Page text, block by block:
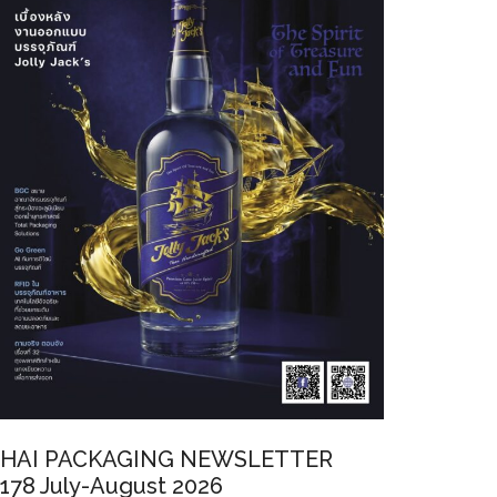
PACKAGING NEWSLETTER
July-August 2026